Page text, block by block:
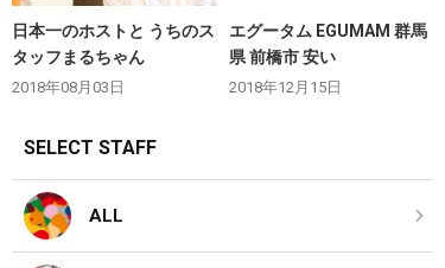
日本一のホストと うちのス
タッフまるちゃん
2018年08月03日
エグータム EGUMAM 群馬
県 前橋市 安い
2018年12月15日
SELECT STAFF
ALL